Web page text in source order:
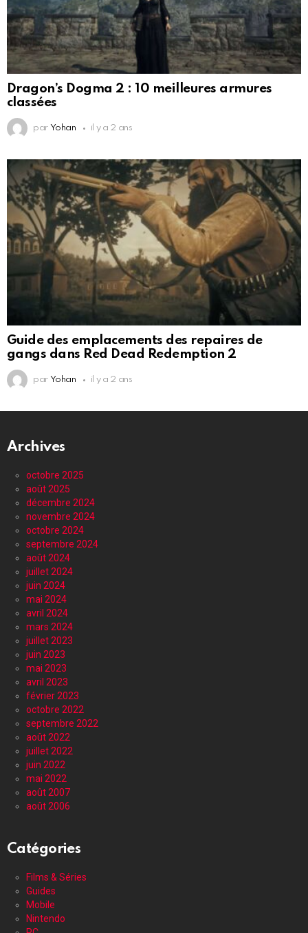
Dragon’s Dogma 2 : 10 meilleures armures
classées
par Yohan il y a 2 ans
Guide des emplacements des repaires de
gangs dans Red Dead Redemption 2
par Yohan il y a 2 ans
Archives
octobre 2025
août 2025
décembre 2024
novembre 2024
octobre 2024
septembre 2024
août 2024
juillet 2024
juin 2024
mai 2024
avril 2024
mars 2024
juillet 2023
juin 2023
mai 2023
avril 2023
février 2023
octobre 2022
septembre 2022
août 2022
juillet 2022
juin 2022
mai 2022
août 2007
août 2006
Catégories
Films & Séries
Guides
Mobile
Nintendo